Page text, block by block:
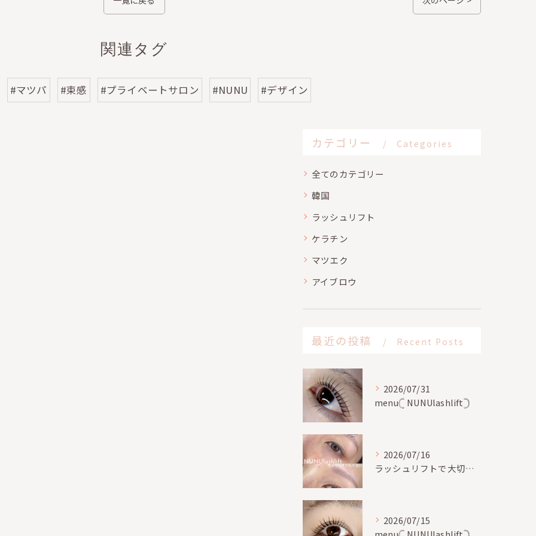
関連タグ
#マツパ #束感 #プライベートサロン #NUNU #デザイン
カテゴリー Categories
全てのカテゴリー
韓国
ラッシュリフト
ケラチン
マツエク
アイブロウ
最近の投稿 Recent Posts
2026/07/31
menu𓊆 NUNUlashlift𓊇
2026/07/16
ラッシュリフトで大切な事、
2026/07/15